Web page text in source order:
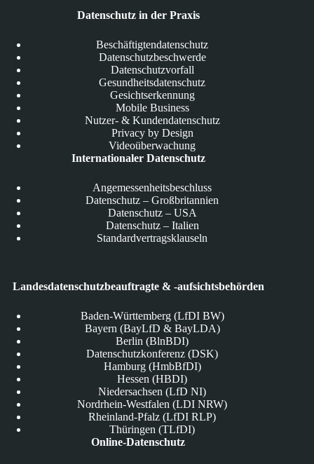
Datenschutz in der Praxis
Beschäftigtendatenschutz
Datenschutzbeschwerde
Datenschutzvorfall
Gesundheitsdatenschutz
Gesichtserkennung
Mobile Business
Nutzer- & Kundendatenschutz
Privacy by Design
Videoüberwachung
Internationaler Datenschutz
Angemessenheitsbeschluss
Datenschutz – Großbritannien
Datenschutz – USA
Datenschutz – Italien
Standardvertragsklauseln
Landesdatenschutzbeauftragte & -aufsichtsbehörden
Baden-Württemberg (LfDI BW)
Bayern (BayLfD & BayLDA)
Berlin (BlnBDI)
Datenschutzkonferenz (DSK)
Hamburg (HmbBfDI)
Hessen (HBDI)
Niedersachsen (LfD NI)
Nordrhein-Westfalen (LDI NRW)
Rheinland-Pfalz (LfDI RLP)
Thüringen (TLfDI)
Online-Datenschutz